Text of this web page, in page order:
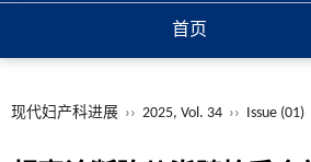
首页
现代妇产科进展 ›› 2025, Vol. 34 ›› Issue (01)